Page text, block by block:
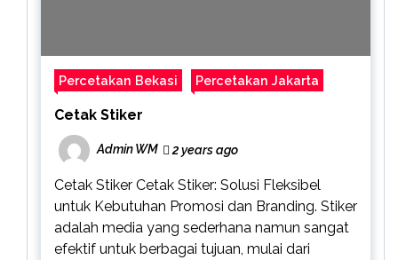
Percetakan Bekasi Percetakan Jakarta
Cetak Stiker
Admin WM 2 years ago
Cetak Stiker Cetak Stiker: Solusi Fleksibel
untuk Kebutuhan Promosi dan Branding. Stiker
adalah media yang sederhana namun sangat
efektif untuk berbagai tujuan, mulai dari